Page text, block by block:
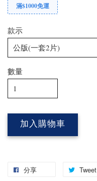
滿$1000免運
款示
數量
加入購物車
分享 Tweet